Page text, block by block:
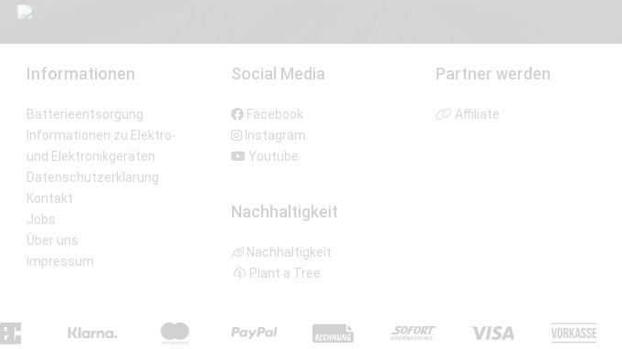
Informationen
Batterieentsorgung
Informationen zu Elektro-
und Elektronikgeräten
Datenschutzerklärung
Kontakt
Jobs
Über uns
Impressum
Social Media
Facebook
Instagram
Youtube
Nachhaltigkeit
Nachhaltigkeit
Plant a Tree
Partner werden
Affiliate